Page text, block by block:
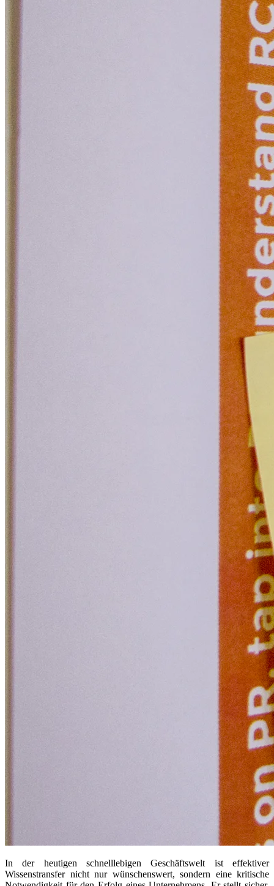
In der heutigen schnelllebigen Geschäftswelt ist effektiver
Wissenstransfer nicht nur wünschenswert, sondern eine kritische